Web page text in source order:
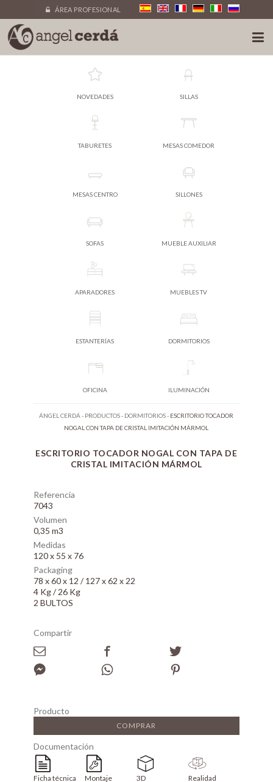
ÁREA PROFESIONAL
NOVEDADES SILLAS
TABURETES MESAS COMEDOR
MESAS CENTRO SILLONES
SOFAS MUEBLE AUXILIAR
APARADORES MUEBLES TV
ESTANTERÍAS DORMITORIOS
OFICINA ILUMINACIÓN
ÁNGEL CERDÁ - PRODUCTOS- DORMITORIOS- ESCRITORIO TOCADOR
NOGAL CON TAPA DE CRISTAL IMITACIÓN MÁRMOL
ESCRITORIO TOCADOR NOGAL CON TAPA DE
CRISTAL IMITACIÓN MÁRMOL
Referencia
7043
Volumen
0,35 m3
Medidas
120 x 55 x 76
Packaging
78 x 60 x 12 / 127 x 62 x 22
4 Kg / 26 Kg
2 BULTOS
Compartir
Producto
COMPRAR
Documentación
Ficha técnica Montaje 3D
Realidad